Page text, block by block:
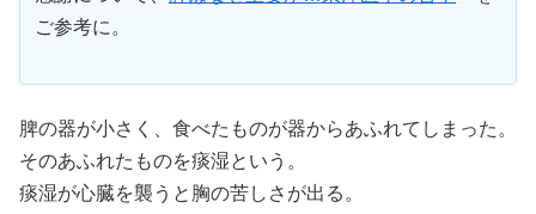
ご参考に。
脾の器が小さく、食べたものが器からあふれてしまった。
そのあふれたものを痰湿という。
痰湿が心臓を襲うと胸の苦しさが出る。